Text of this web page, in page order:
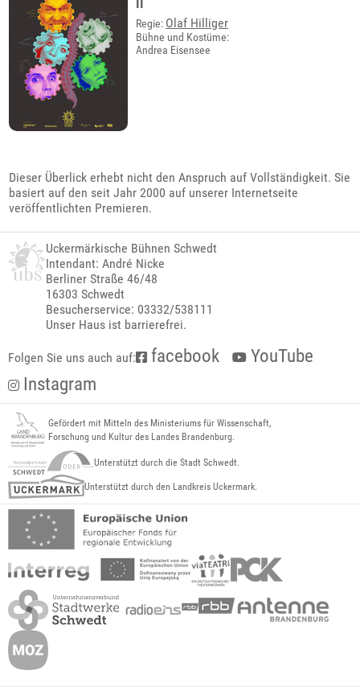
Regie: Olaf Hilliger
Bühne und Kostüme:
Andrea Eisensee
Dieser Überlick erhebt nicht den Anspruch auf Vollständigkeit. Sie
basiert auf den seit Jahr 2000 auf unserer Internetseite
veröffentlichten Premieren.
Uckermärkische Bühnen Schwedt
Intendant: André Nicke
Berliner Straße 46/48
16303 Schwedt
Besucherservice: 03332/538111
Unser Haus ist barrierefrei.
Folgen Sie uns auch auf: facebook
YouTube
Instagram
Gefördert mit Mitteln des Ministeriums für Wissenschaft,
Forschung und Kultur des Landes Brandenburg.
Unterstützt durch die Stadt Schwedt.
Unterstützt durch den Landkreis Uckermark.